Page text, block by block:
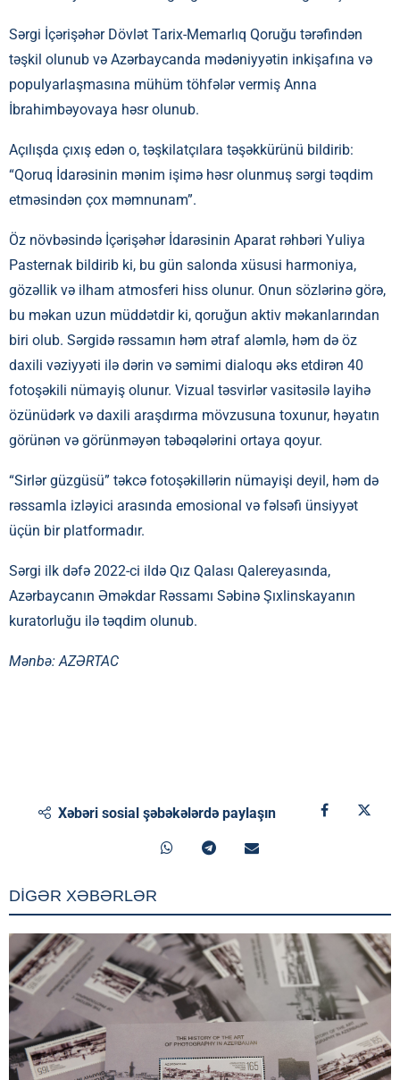
Sərgi İçərişəhər Dövlət Tarix-Memarlıq Qoruğu tərəfindən
təşkil olunub və Azərbaycanda mədəniyyətin inkişafına və
populyarlaşmasına mühüm töhfələr vermiş Anna
İbrahimbəyovaya həsr olunub.
Açılışda çıxış edən o, təşkilatçılara təşəkkürünü bildirib:
“Qoruq İdarəsinin mənim işimə həsr olunmuş sərgi təqdim
etməsindən çox məmnunam”.
Öz növbəsində İçərişəhər İdarəsinin Aparat rəhbəri Yuliya
Pasternak bildirib ki, bu gün salonda xüsusi harmoniya,
gözəllik və ilham atmosferi hiss olunur. Onun sözlərinə görə,
bu məkan uzun müddətdir ki, qoruğun aktiv məkanlarından
biri olub. Sərgidə rəssamın həm ətraf aləmlə, həm də öz
daxili vəziyyəti ilə dərin və səmimi dialoqu əks etdirən 40
fotoşəkili nümayiş olunur. Vizual təsvirlər vasitəsilə layihə
özünüdərk və daxili araşdırma mövzusuna toxunur, həyatın
görünən və görünməyən təbəqələrini ortaya qoyur.
“Sirlər güzgüsü” təkcə fotoşəkillərin nümayişi deyil, həm də
rəssamla izləyici arasında emosional və fəlsəfi ünsiyyət
üçün bir platformadır.
Sərgi ilk dəfə 2022-ci ildə Qız Qalası Qalereyasında,
Azərbaycanın Əməkdar Rəssamı Səbinə Şıxlinskayanın
kuratorluğu ilə təqdim olunub.
Mənbə:AZƏRTAC
Xəbəri sosial şəbəkələrdə paylaşın
DİGƏR XƏBƏRLƏR